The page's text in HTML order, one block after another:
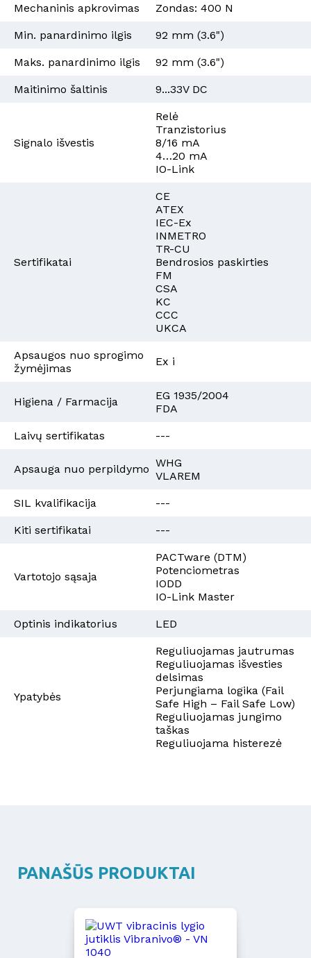
Mechaninis apkrovimas Zondas: 400 N
Min. panardinimo ilgis 92 mm (3.6")
Maks. panardinimo ilgis 92 mm (3.6")
Maitinimo šaltinis 9...33V DC
Signalo išvestis
Relė
Tranzistorius
8/16 mA
4…20 mA
IO-Link
Sertifikatai
CE
ATEX
IEC-Ex
INMETRO
TR-CU
Bendrosios paskirties
FM
CSA
KC
CCC
UKCA
Apsaugos nuo sprogimo
žymėjimas
Ex i
Higiena / Farmacija
EG 1935/2004
FDA
Laivų sertifikatas ---
Apsauga nuo perpildymo WHG
VLAREM
SIL kvalifikacija ---
Kiti sertifikatai ---
Vartotojo sąsaja
PACTware (DTM)
Potenciometras
IODD
IO-Link Master
Optinis indikatorius LED
Ypatybės
Reguliuojamas jautrumas
Reguliuojamas išvesties
delsimas
Perjungiama logika (Fail
Safe High – Fail Safe Low)
Reguliuojamas jungimo
taškas
Reguliuojama histerezė
PANAŠŪS PRODUKTAI